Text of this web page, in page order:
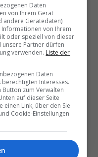
und
direkt in
Insights oder
Sie die Wahl.
Daten
von Ihrem Gerät
andere Gerätedaten)
von Ihrem
oder speziell von dieser
Partner dürfen
verwenden. Liste der
Daten
Interesses.
Button zum Verwalten
auf dieser Seite
einen Link, über den Sie
Cookie-Einstellungen